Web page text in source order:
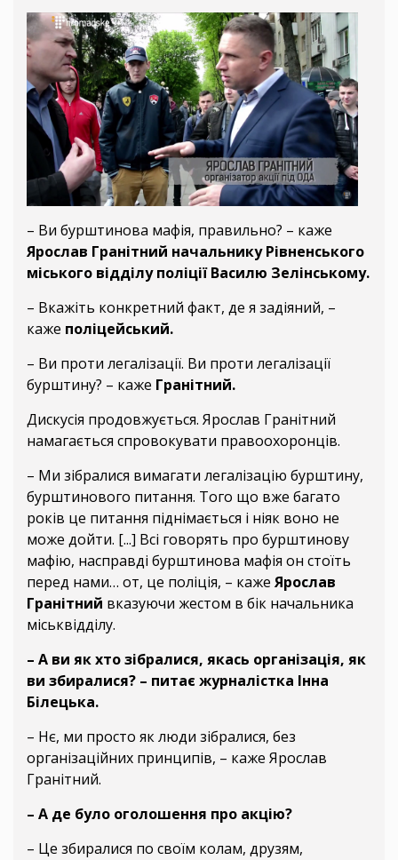
– Ви бурштинова мафія, правильно? – каже
Ярослав Гранітний начальнику Рівненського
міського відділу поліції Василю Зелінському.
– Вкажіть конкретний факт, де я задіяний, –
каже поліцейський.
– Ви проти легалізації. Ви проти легалізації
бурштину? – каже Гранітний.
Дискусія продовжується. Ярослав Гранітний
намагається спровокувати правоохоронців.
– Ми зібралися вимагати легалізацію бурштину,
бурштинового питання. Того що вже багато
років це питання піднімається і ніяк воно не
може дойти. [...] Всі говорять про бурштинову
мафію, насправді бурштинова мафія он стоїть
перед нами… от, це поліція, – каже Ярослав
Гранітний вказуючи жестом в бік начальника
міськвідділу.
– А ви як хто зібралися, якась організація, як
ви збиралися? – питає журналістка Інна
Білецька.
– Нє, ми просто як люди зібралися, без
організаційних принципів, – каже Ярослав
Гранітний.
– А де було оголошення про акцію?
– Це збиралися по своїм колам, друзям,